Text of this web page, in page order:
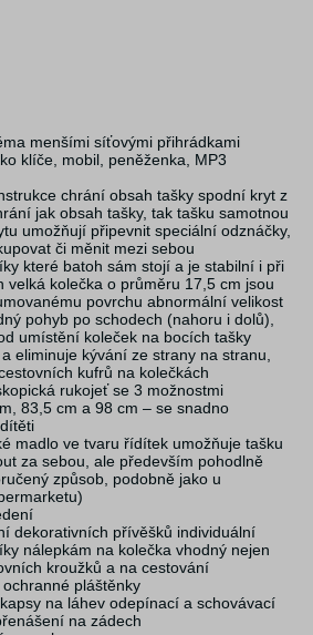
menšími síťovými přihrádkami
klíče, mobil, peněženka, MP3
chrání obsah tašky spodní kryt z
jak obsah tašky, tak tašku samotnou
umožňují připevnit speciální odznáčky,
či měnit mezi sebou
které batoh sám stojí a je stabilní i při
velká kolečka o průměru 17,5 cm jsou
povrchu abnormální velikost
pohyb po schodech (nahoru i dolů),
umístění koleček na bocích tašky
eliminuje kývání ze strany na stranu,
kufrů na kolečkách
rukojeť se 3 možnostmi
83,5 cm a 98 cm – se snadno
madlo ve tvaru řídítek umožňuje tašku
za sebou, ale především pohodlně
způsob, podobně jako u
dekorativních přívěšků individuální
nálepkám na kolečka vhodný nejen
kroužků a na cestování
pláštěnky
na láhev odepínací a schovávací
na zádech